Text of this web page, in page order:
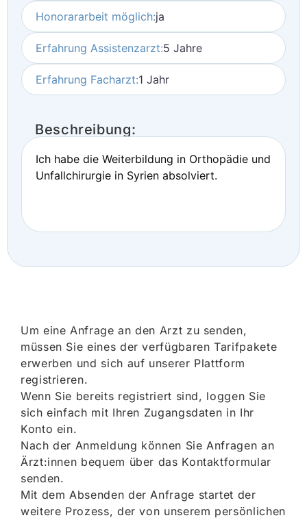
Honorararbeit möglich:ja
Erfahrung Assistenzarzt:5 Jahre
Erfahrung Facharzt:1 Jahr
Beschreibung:
Ich habe die Weiterbildung in Orthopädie und
Unfallchirurgie in Syrien absolviert.
Um eine Anfrage an den Arzt zu senden,
müssen Sie eines der verfügbaren Tarifpakete
erwerben und sich auf unserer Plattform
registrieren.
Wenn Sie bereits registriert sind, loggen Sie
sich einfach mit Ihren Zugangsdaten in Ihr
Konto ein.
Nach der Anmeldung können Sie Anfragen an
Ärzt:innen bequem über das Kontaktformular
senden.
Mit dem Absenden der Anfrage startet der
weitere Prozess, der von unserem persönlichen